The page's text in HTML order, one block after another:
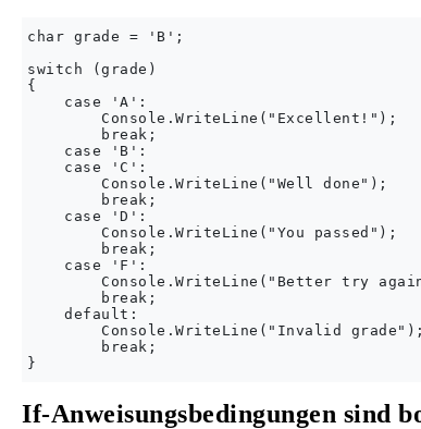
char grade = 'B';
switch (grade)
{
    case 'A':
        Console.WriteLine("Excellent!");
        break;
    case 'B':
    case 'C':
        Console.WriteLine("Well done");
        break;
    case 'D':
        Console.WriteLine("You passed");
        break;
    case 'F':
Console.WriteLine("Better try
        break;
    default:
        Console.WriteLine("Invalid grade");
        break;
If-Anweisungsbedingungen sind